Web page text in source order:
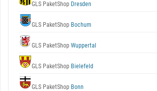
GLS PaketShop Dresden
GLS PaketShop Bochum
GLS PaketShop Wuppertal
GLS PaketShop Bielefeld
GLS PaketShop Bonn